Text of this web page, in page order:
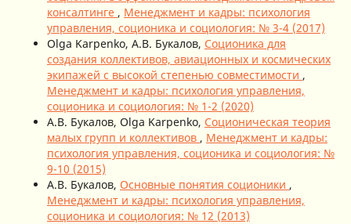
консалтинге , Менеджмент и кадры: психология
управления, соционика и социология: № 3-4 (2017)
Olga Karpenko, А.В. Букалов, Соционика для
создания коллективов, авиационных и космических
экипажей с высокой степенью совместимости ,
Менеджмент и кадры: психология управления,
соционика и социология: № 1-2 (2020)
А.В. Букалов, Olga Karpenko, Соционическая теория
малых групп и коллективов , Менеджмент и кадры:
психология управления, соционика и социология: №
9-10 (2015)
А.В. Букалов, Основные понятия соционики ,
Менеджмент и кадры: психология управления,
соционика и социология: № 12 (2013)